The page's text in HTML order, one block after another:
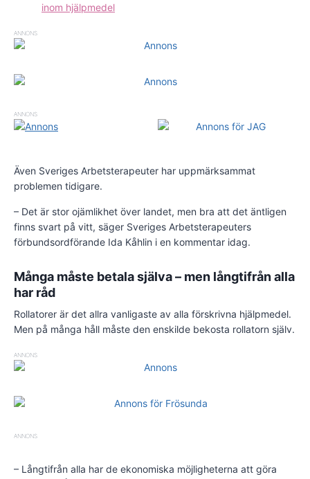
inom hjälpmedel
ANNONS
ANNONS
Även Sveriges Arbetsterapeuter har uppmärksammat
problemen tidigare.
– Det är stor ojämlikhet över landet, men bra att det äntligen
finns svart på vitt, säger Sveriges Arbetsterapeuters
förbundsordförande Ida Kåhlin i en kommentar idag.
Många måste betala själva – men långtifrån alla
har råd
Rollatorer är det allra vanligaste av alla förskrivna hjälpmedel.
Men på många håll måste den enskilde bekosta rollatorn själv.
ANNONS
ANNONS
– Långtifrån alla har de ekonomiska möjligheterna att göra